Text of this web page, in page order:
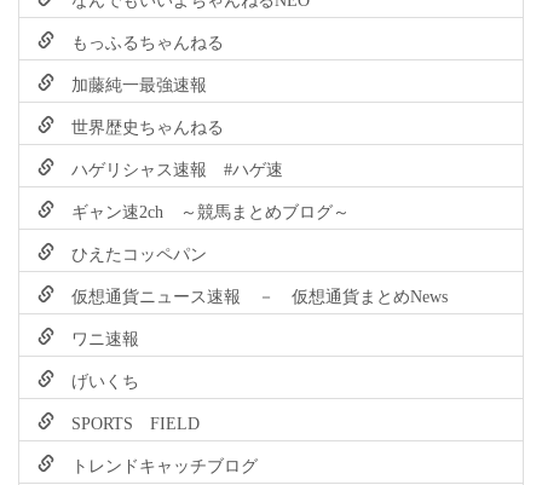
もっふるちゃんねる
加藤純一最強速報
世界歴史ちゃんねる
ハゲリシャス速報 #ハゲ速
ギャン速2ch ～競馬まとめブログ～
ひえたコッペパン
仮想通貨ニュース速報 － 仮想通貨まとめNews
ワニ速報
げいくち
SPORTS FIELD
トレンドキャッチブログ